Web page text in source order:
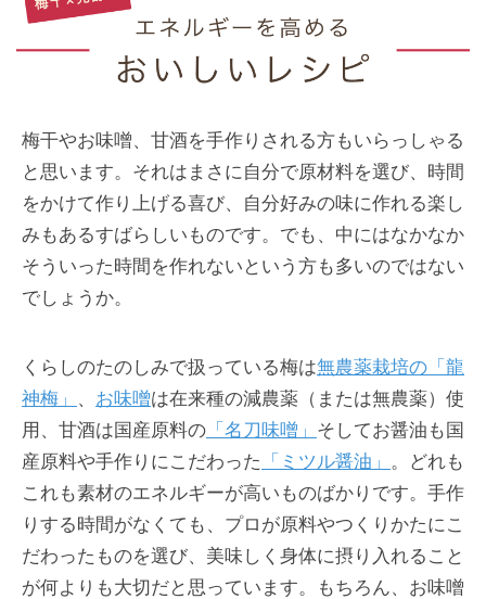
梅干やお味噌、甘酒を手作りされる方もいらっしゃる
と思います。それはまさに自分で原材料を選び、時間
をかけて作り上げる喜び、自分好みの味に作れる楽し
みもあるすばらしいものです。でも、中にはなかなか
そういった時間を作れないという方も多いのではない
でしょうか。
くらしのたのしみで扱っている梅は無農薬栽培の「龍
神梅」
、 お味噌は在来種の減農薬（または無農薬）使
用、甘酒は国産原料の 「名刀味噌」 そしてお醤油も国
産原料や手作りにこだわった
「ミツル醤油」 。どれも
これも素材のエネルギーが高いものばかりです。手作
りする時間がなくても、プロが原料やつくりかたにこ
だわったものを選び、美味しく身体に摂り入れること
が何よりも大切だと思っています。もちろん、お味噌